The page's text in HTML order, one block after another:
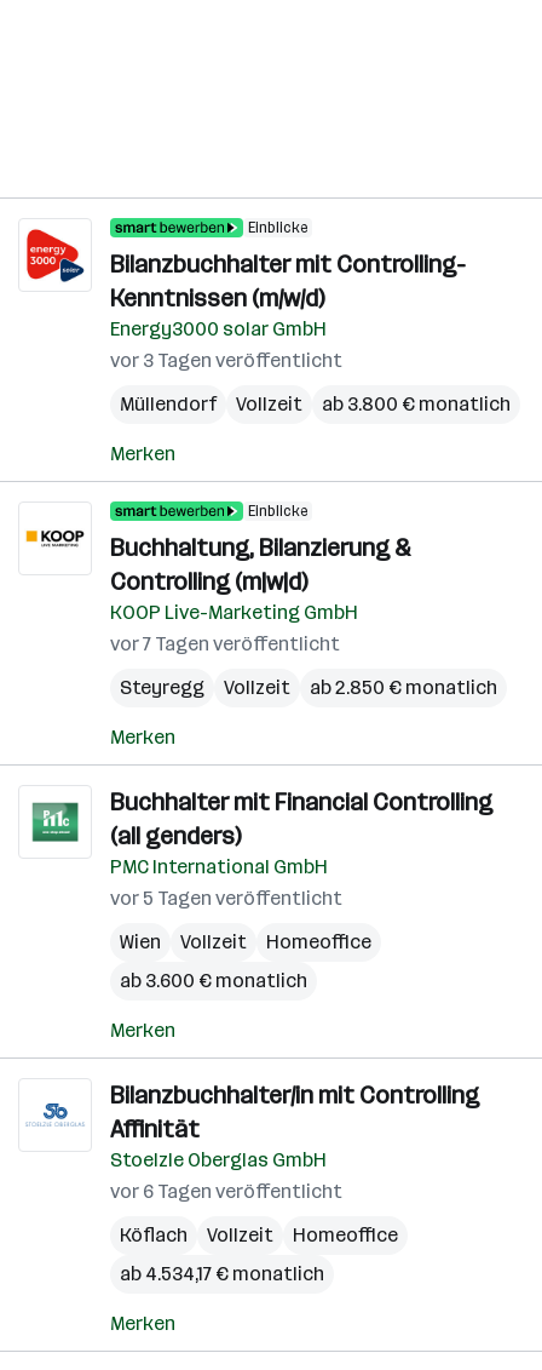
Einblicke
Bilanzbuchhalter mit Controlling-
Kenntnissen (m/w/d)
Energy3000 solar GmbH
vor 3 Tagen veröffentlicht
Müllendorf
Vollzeit ab 3.800 € monatlich
Merken
Einblicke
Buchhaltung, Bilanzierung &
Controlling (m|w|d)
KOOP Live-Marketing GmbH
vor 7 Tagen veröffentlicht
Steyregg
Vollzeit ab 2.850 € monatlich
Merken
Buchhalter mit Financial Controlling
(all genders)
PMC International GmbH
vor 5 Tagen veröffentlicht
Wien
Vollzeit
Homeoffice
ab 3.600 € monatlich
Merken
Bilanzbuchhalter/in mit Controlling
Affinität
Stoelzle Oberglas GmbH
vor 6 Tagen veröffentlicht
Köflach
Vollzeit
Homeoffice
ab 4.534,17 € monatlich
Merken